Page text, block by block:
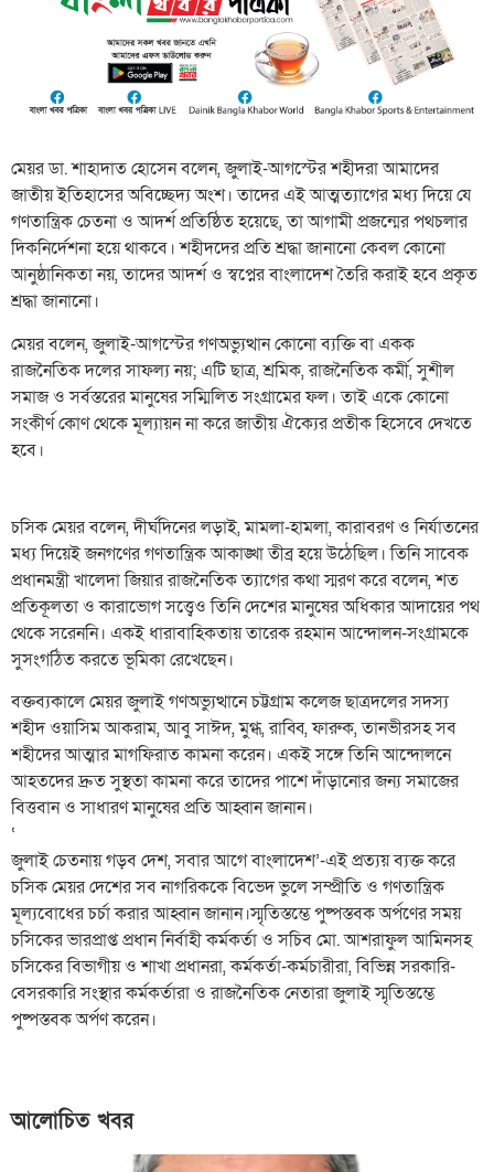
মেয়র ডা. শাহাদাত হোসেন বলেন, জুলাই-আগস্টের শহীদরা আমাদের
জাতীয় ইতিহাসের অবিচ্ছেদ্য অংশ। তাদের এই আত্মত্যাগের মধ্য দিয়ে যে
গণতান্ত্রিক চেতনা ও আদর্শ প্রতিষ্ঠিত হয়েছে, তা আগামী প্রজন্মের পথচলার
দিকনির্দেশনা হয়ে থাকবে। শহীদদের প্রতি শ্রদ্ধা জানানো কেবল কোনো
আনুষ্ঠানিকতা নয়, তাদের আদর্শ ও স্বপ্নের বাংলাদেশ তৈরি করাই হবে প্রকৃত
শ্রদ্ধা জানানো।
মেয়র বলেন, জুলাই-আগস্টের গণঅভ্যুত্থান কোনো ব্যক্তি বা একক
রাজনৈতিক দলের সাফল্য নয়; এটি ছাত্র, শ্রমিক, রাজনৈতিক কর্মী, সুশীল
সমাজ ও সর্বস্তরের মানুষের সম্মিলিত সংগ্রামের ফল। তাই একে কোনো
সংকীর্ণ কোণ থেকে মূল্যায়ন না করে জাতীয় ঐক্যের প্রতীক হিসেবে দেখতে
হবে।
চসিক মেয়র বলেন, দীর্ঘদিনের লড়াই, মামলা-হামলা, কারাবরণ ও নির্যাতনের
মধ্য দিয়েই জনগণের গণতান্ত্রিক আকাঙ্খা তীব্র হয়ে উঠেছিল। তিনি সাবেক
প্রধানমন্ত্রী খালেদা জিয়ার রাজনৈতিক ত্যাগের কথা স্মরণ করে বলেন, শত
প্রতিকূলতা ও কারাভোগ সত্ত্বেও তিনি দেশের মানুষের অধিকার আদায়ের পথ
থেকে সরেননি। একই ধারাবাহিকতায় তারেক রহমান আন্দোলন-সংগ্রামকে
সুসংগঠিত করতে ভূমিকা রেখেছেন।
বক্তব্যকালে মেয়র জুলাই গণঅভ্যুত্থানে চট্টগ্রাম কলেজ ছাত্রদলের সদস্য
শহীদ ওয়াসিম আকরাম, আবু সাঈদ, মুগ্ধ, রাব্বি, ফারুক, তানভীরসহ সব
শহীদের আত্মার মাগফিরাত কামনা করেন। একই সঙ্গে তিনি আন্দোলনে
আহতদের দ্রুত সুস্থতা কামনা করে তাদের পাশে দাঁড়ানোর জন্য সমাজের
বিত্তবান ও সাধারণ মানুষের প্রতি আহ্বান জানান।
‘
জুলাই চেতনায় গড়ব দেশ, সবার আগে বাংলাদেশ’-এই প্রত্যয় ব্যক্ত করে
চসিক মেয়র দেশের সব নাগরিককে বিভেদ ভুলে সম্প্রীতি ও গণতান্ত্রিক
মূল্যবোধের চর্চা করার আহ্বান জানান।স্মৃতিস্তম্ভে পুষ্পস্তবক অর্পণের সময়
চসিকের ভারপ্রাপ্ত প্রধান নির্বাহী কর্মকর্তা ও সচিব মো. আশরাফুল আমিনসহ
চসিকের বিভাগীয় ও শাখা প্রধানরা, কর্মকর্তা-কর্মচারীরা, বিভিন্ন সরকারি-
বেসরকারি সংস্থার কর্মকর্তারা ও রাজনৈতিক নেতারা জুলাই স্মৃতিস্তম্ভে
পুষ্পস্তবক অর্পণ করেন।
আলোচিত খবর